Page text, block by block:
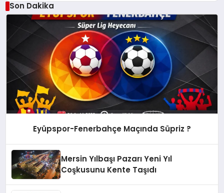
Son Dakika
Eyüpspor-Fenerbahçe Maçında Süpriz ?
Mersin Yılbaşı Pazarı Yeni Yıl
Coşkusunu Kente Taşıdı